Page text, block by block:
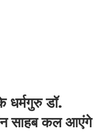
धर्मगुरु डॉ.
साहब कल आएंगे